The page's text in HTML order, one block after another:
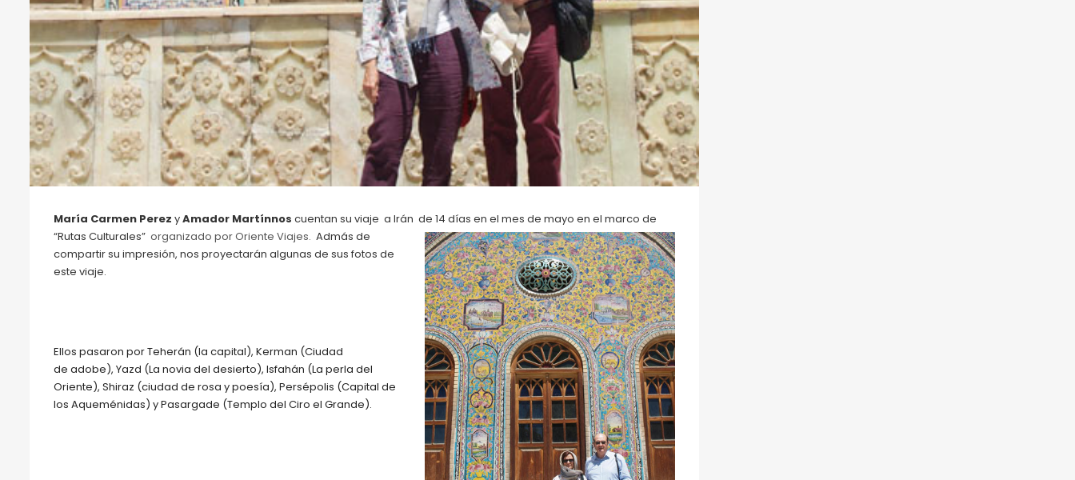
María Carmen Perez yAmador Martínnos cuentan su viaje a Irán de 14 días en el mes de mayo en el marco de
“Rutas Culturales” organizado por Oriente Viajes. Admás de
compartir su impresión, nos proyectarán algunas de sus fotos de
este viaje.
Ellos pasaron por Teherán (la capital), Kerman (Ciudad
de adobe), Yazd (La novia del desierto), Isfahán (La perla del
Oriente), Shiraz (ciudad de rosa y poesía), Persépolis (Capital de
los Aqueménidas) y Pasargade (Templo del Ciro el Grande).